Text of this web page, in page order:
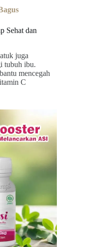
Sehat dan
juga
tubuh ibu.
mencegah
C